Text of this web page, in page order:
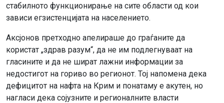
стабилното функционирање на сите области од кои
зависи егзистенцијата на населението.
Аксјонов претходно апелираше до граѓаните да
користат „здрав разум“, да не им подлегнуваат на
гласините и да не шират лажни информации за
недостигот на гориво во регионот. Тој напомена дека
дефицитот на нафта на Крим и понатаму е акутен, но
нагласи дека сојузните и регионалните власти